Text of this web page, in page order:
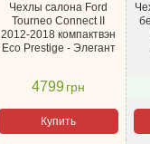
Чехлы салона Ford
Tourneo Connect II
2012-2018 компактвэн
Eco Prestige - Элегант
4799грн
Купить